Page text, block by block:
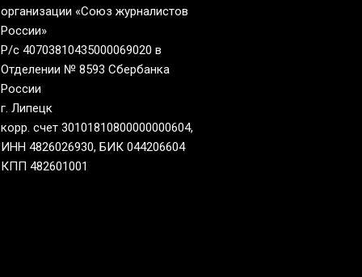
организации «Союз журналистов
России»
Р/с 40703810435000069020 в
Отделении № 8593 Сбербанка
России
г. Липецк
корр. счет 30101810800000000604,
ИНН 4826026930, БИК 044206604
КПП 482601001